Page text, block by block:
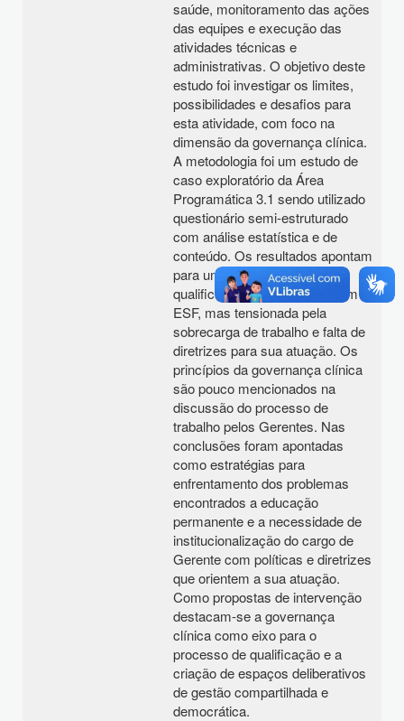
saúde, monitoramento das ações
das equipes e execução das
atividades técnicas e
administrativas. O objetivo deste
estudo foi investigar os limites,
possibilidades e desafios para
esta atividade, com foco na
dimensão da governança clínica.
A metodologia foi um estudo de
caso exploratório da Área
Programática 3.1 sendo utilizado
questionário semi-estruturado
com análise estatística e de
conteúdo. Os resultados apontam
para uma força de trabalho
qualificada, comprometida com a
ESF, mas tensionada pela
sobrecarga de trabalho e falta de
diretrizes para sua atuação. Os
princípios da governança clínica
são pouco mencionados na
discussão do processo de
trabalho pelos Gerentes. Nas
conclusões foram apontadas
como estratégias para
enfrentamento dos problemas
encontrados a educação
permanente e a necessidade de
institucionalização do cargo de
Gerente com políticas e diretrizes
que orientem a sua atuação.
Como propostas de intervenção
destacam-se a governança
clínica como eixo para o
processo de qualificação e a
criação de espaços deliberativos
de gestão compartilhada e
democrática.